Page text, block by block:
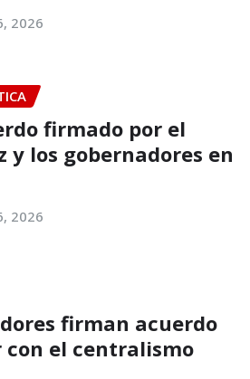
2026
firmado por el
y los gobernadores en
2026
firman acuerdo
el centralismo